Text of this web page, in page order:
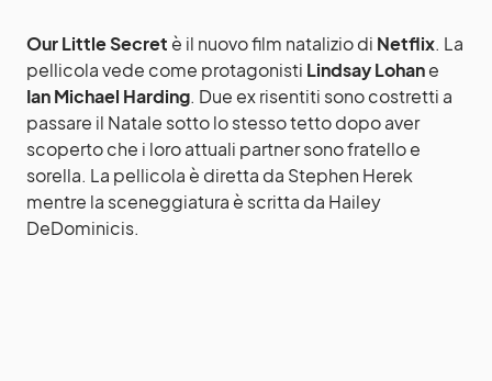
Our Little Secret è il nuovo film natalizio di Netflix. La
pellicola vede come protagonisti Lindsay Lohane
Ian Michael Harding. Due ex risentiti sono costretti a
passare il Natale sotto lo stesso tetto dopo aver
scoperto che i loro attuali partner sono fratello e
sorella. La pellicola è diretta da Stephen Herek
mentre la sceneggiatura è scritta da Hailey
DeDominicis.